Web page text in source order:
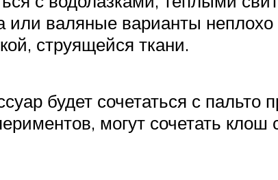
валяные варианты
струящейся ткани.
будет сочетаться с пальто
могут сочетать клош